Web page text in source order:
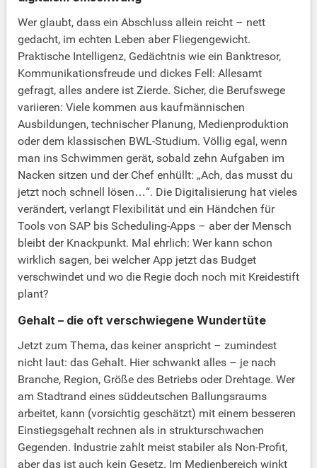
Wer glaubt, dass ein Abschluss allein reicht – nett
gedacht, im echten Leben aber Fliegengewicht.
Praktische Intelligenz, Gedächtnis wie ein Banktresor,
Kommunikationsfreude und dickes Fell: Allesamt
gefragt, alles andere ist Zierde. Sicher, die Berufswege
variieren: Viele kommen aus kaufmännischen
Ausbildungen, technischer Planung, Medienproduktion
oder dem klassischen BWL-Studium. Völlig egal, wenn
man ins Schwimmen gerät, sobald zehn Aufgaben im
Nacken sitzen und der Chef enhüllt: „Ach, das musst du
jetzt noch schnell lösen…“. Die Digitalisierung hat vieles
verändert, verlangt Flexibilität und ein Händchen für
Tools von SAP bis Scheduling-Apps – aber der Mensch
bleibt der Knackpunkt. Mal ehrlich: Wer kann schon
wirklich sagen, bei welcher App jetzt das Budget
verschwindet und wo die Regie doch noch mit Kreidestift
plant?
Gehalt – die oft verschwiegene Wundertüte
Jetzt zum Thema, das keiner anspricht – zumindest
nicht laut: das Gehalt. Hier schwankt alles – je nach
Branche, Region, Größe des Betriebs oder Drehtage. Wer
am Stadtrand eines süddeutschen Ballungsraums
arbeitet, kann (vorsichtig geschätzt) mit einem besseren
Einstiegsgehalt rechnen als in strukturschwachen
Gegenden. Industrie zahlt meist stabiler als Non-Profit,
aber das ist auch kein Gesetz. Im Medienbereich winkt